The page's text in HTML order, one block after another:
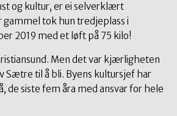
og kultur, er ei selverklært
tok hun tredjeplass i
2019 med et løft på 75 kilo!
Men det var kjærligheten
Sætre til å bli. Byens kultursjef har
de siste fem åra med ansvar for hele